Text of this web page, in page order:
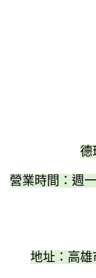
德
營業時間：週
地址：高雄